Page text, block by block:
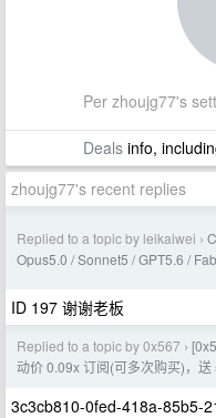
Per zhoujg77's
Dealsinfo,
zhoujg77's recent replies
Replied to a topic by leikaiwei ›
Opus5.0 / Sonnet5 / GPT5.6 /
ID 197 谢谢老板
Replied to a topic by 0x567 ›
动价 0.09x 订阅(可多次购买)，送
3c3cb810-0fed-418a-85b5-